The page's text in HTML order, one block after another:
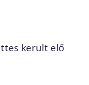
került elő